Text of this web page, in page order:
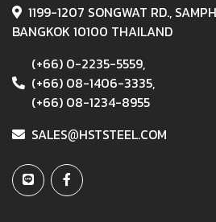
1199-1207 SONGWAT RD.,
BANGKOK 10100 THAILAND
(+66) 0-2235-5559,
(+66) 08-1406-3335,
(+66) 08-1234-8955
SALES@HSTSTEEL.COM